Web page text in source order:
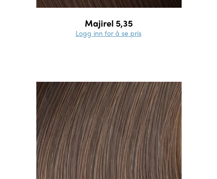
Majirel 5,35
Logg inn for å se pris